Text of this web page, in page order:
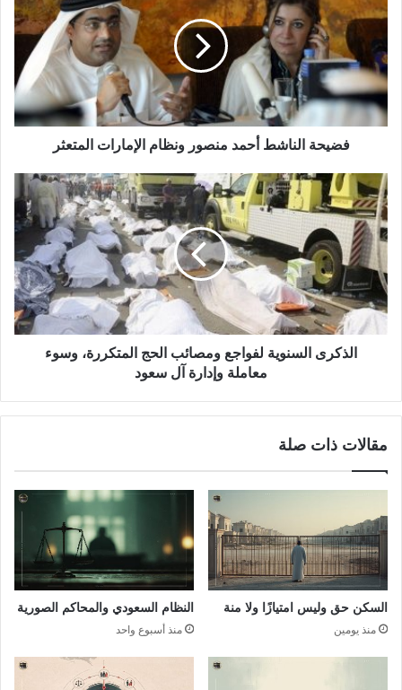
فضيحة الناشط أحمد منصور ونظام الإمارات المتعثر
الذكرى السنوية لفواجع ومصائب الحج المتكررة، وسوء
معاملة وإدارة آل سعود
مقالات ذات صلة
السكن حق وليس امتيازًا ولا منة
منذ يومين
النظام السعودي والمحاكم الصورية
منذ أسبوع واحد